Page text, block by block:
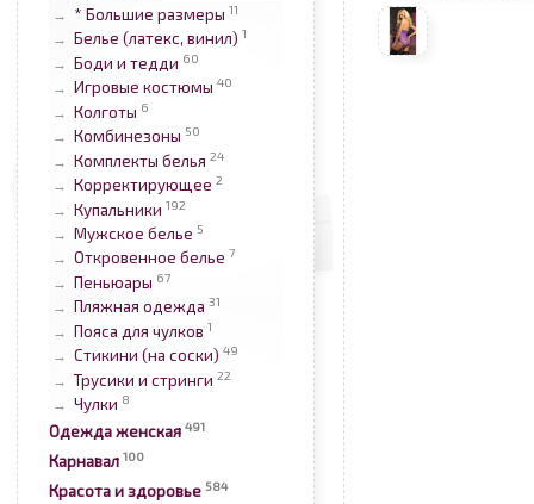
→ * Большие размеры 11
→ Белье (латекс, винил) 1
→ Боди и тедди 60
→ Игровые костюмы 40
→ Колготы 6
→ Комбинезоны 50
→ Комплекты белья 24
→ Корректирующее 2
→ Купальники 192
→ Мужское белье 5
→ Откровенное белье 7
→ Пеньюары 67
→ Пляжная одежда 31
→ Пояса для чулков 1
→ Стикини (на соски) 49
→ Трусики и стринги 22
→ Чулки 8
Одежда женская 491
Карнавал 100
Красота и здоровье 584